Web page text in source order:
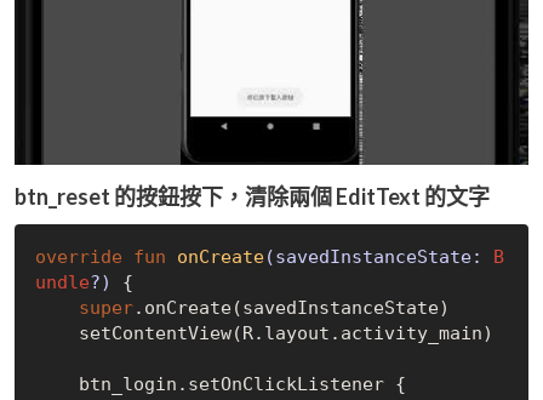
btn_reset 的按鈕按下，清除兩個 EditText 的文字
override fun onCreate(savedInstanceState: B
undle?)
{
super.onCreate(savedInstanceState)